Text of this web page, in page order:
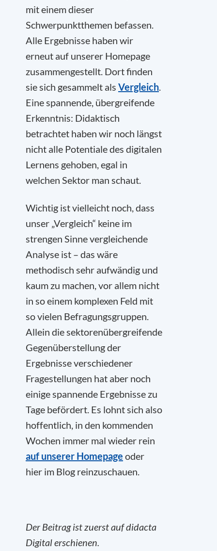
mit einem dieser
Schwerpunktthemen befassen.
Alle Ergebnisse haben wir
erneut auf unserer Homepage
zusammengestellt. Dort finden
sie sich gesammelt als Vergleich.
Eine spannende, übergreifende
Erkenntnis: Didaktisch
betrachtet haben wir noch längst
nicht alle Potentiale des digitalen
Lernens gehoben, egal in
welchen Sektor man schaut.
Wichtig ist vielleicht noch, dass
unser „Vergleich“ keine im
strengen Sinne vergleichende
Analyse ist – das wäre
methodisch sehr aufwändig und
kaum zu machen, vor allem nicht
in so einem komplexen Feld mit
so vielen Befragungsgruppen.
Allein die sektorenübergreifende
Gegenüberstellung der
Ergebnisse verschiedener
Fragestellungen hat aber noch
einige spannende Ergebnisse zu
Tage befördert. Es lohnt sich also
hoffentlich, in den kommenden
Wochen immer mal wieder rein
auf unserer Homepage oder
hier im Blog reinzuschauen.
Der Beitrag ist zuerst auf didacta
Digital erschienen.